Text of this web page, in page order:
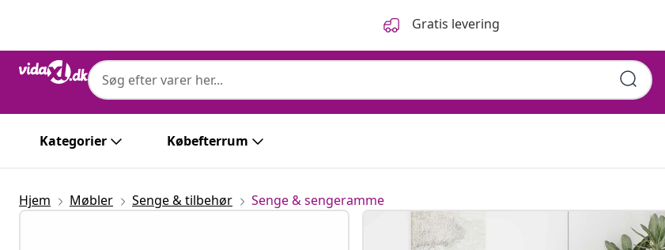
Gratis levering
Kategorier Købefterrum
Hjem Møbler Senge & tilbehør Senge & sengeramme